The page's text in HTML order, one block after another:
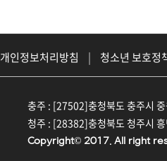
개인정보처리방침 |
청소년 보호정
충주 : [27502]충청북도 충주시
청주 : [28382]충청북도 청주시
Copyright© 2017. All right